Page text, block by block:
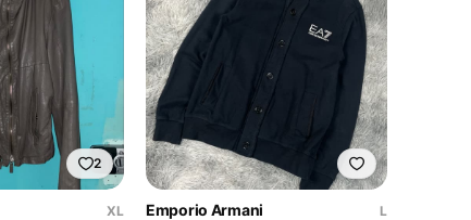
2
XL
Emporio Armani
L